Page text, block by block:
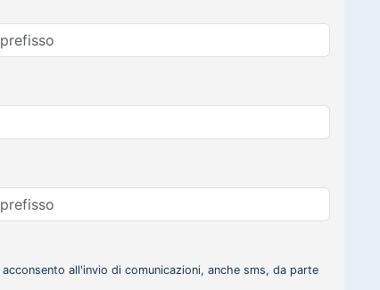
acconsento all'invio di comunicazioni, anche sms, da parte